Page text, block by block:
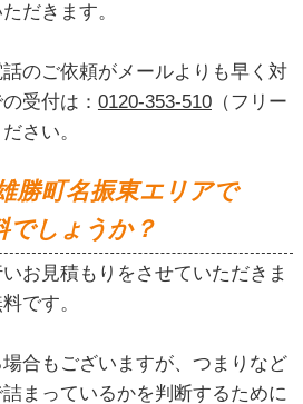
だきます。
のご依頼がメールよりも早く対
受付は： 0120-353-510（フリー
さい。
勝町名振東エリアで
でしょうか？
お見積もりをさせていただきま
です。
合もございますが、つまりなど
まっているかを判断するために